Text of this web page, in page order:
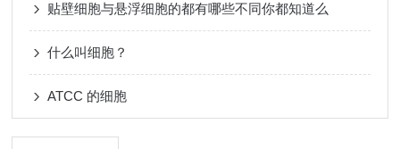
贴壁细胞与悬浮细胞的都有哪些不同你都知道么
什么叫细胞？
ATCC 的细胞